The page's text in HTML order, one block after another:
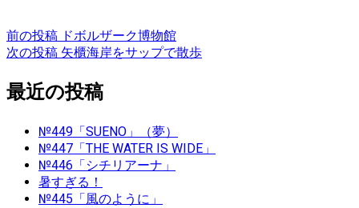
投
ナ
ビ
ゲ
前の投稿 ドボルザーク博物館
次の投稿 矢櫃海岸をサップで散歩
最近の投稿
№449「SUENO」（夢）
№447「THE WATER IS WIDE」
№446「シチリアーナ」
暑すぎる！
№445「風のように」